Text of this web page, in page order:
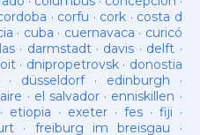
· corfu · cork · costa d
· cuba · cuernavaca · curicó
· darmstadt· davis · delft ·
· dnipropetrovsk· donostia
· düsseldorf· edinburgh ·
· el salvador · enniskillen ·
· etiopia · exeter· fes· fiji ·
· freiburg im breisgau ·